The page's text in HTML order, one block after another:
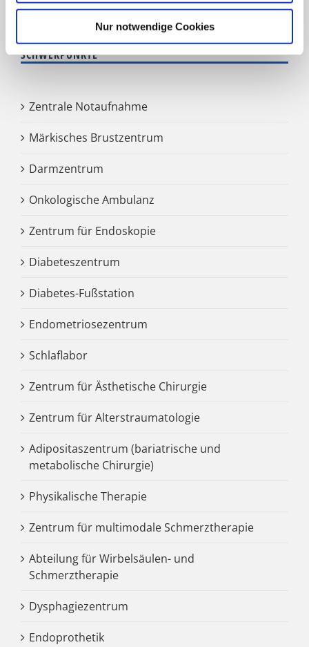
Nur notwendige Cookies
SCHWERPUNKTE
Zentrale Notaufnahme
Märkisches Brustzentrum
Darmzentrum
Onkologische Ambulanz
Zentrum für Endoskopie
Diabeteszentrum
Diabetes-Fußstation
Endometriosezentrum
Schlaflabor
Zentrum für Ästhetische Chirurgie
Zentrum für Alterstraumatologie
Adipositaszentrum (bariatrische und
metabolische Chirurgie)
Physikalische Therapie
Zentrum für multimodale Schmerztherapie
Abteilung für Wirbelsäulen- und
Schmerztherapie
Dysphagiezentrum
Endoprothetik